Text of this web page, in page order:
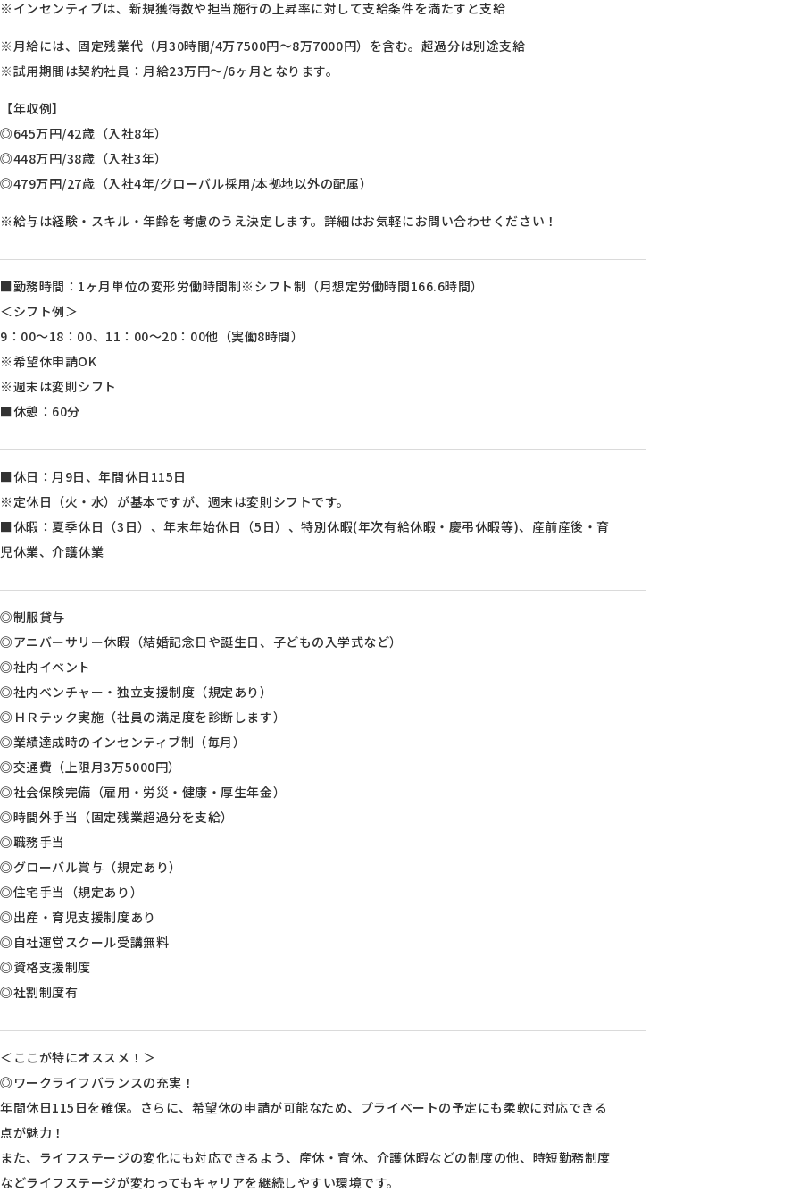
※インセンティブは、新規獲得数や担当施行の上昇率に対して支給条件を満たすと支給
※月給には、固定残業代（月30時間/4万7500円～8万7000円）を含む。超過分は別途支給
※試用期間は契約社員：月給23万円～/6ヶ月となります。
【年収例】
◎645万円/42歳（入社8年）
◎448万円/38歳（入社3年）
◎479万円/27歳（入社4年/グローバル採用/本拠地以外の配属）
※給与は経験・スキル・年齢を考慮のうえ決定します。詳細はお気軽にお問い合わせください！
■勤務時間：1ヶ月単位の変形労働時間制※シフト制（月想定労働時間166.6時間）
＜シフト例＞
9：00～18：00、11：00～20：00他（実働8時間）
※希望休申請OK
※週末は変則シフト
■休憩：60分
■休日：月9日、年間休日115日
※定休日（火・水）が基本ですが、週末は変則シフトです。
■休暇：夏季休日（3日）、年末年始休日（5日）、特別休暇(年次有給休暇・慶弔休暇等)、産前産後・育
児休業、介護休業
◎制服貸与
◎アニバーサリー休暇（結婚記念日や誕生日、子どもの入学式など）
◎社内イベント
◎社内ベンチャー・独立支援制度（規定あり）
◎ＨＲテック実施（社員の満足度を診断します）
◎業績達成時のインセンティブ制（毎月）
◎交通費（上限月3万5000円）
◎社会保険完備（雇用・労災・健康・厚生年金）
◎時間外手当（固定残業超過分を支給）
◎職務手当
◎グローバル賞与（規定あり）
◎住宅手当（規定あり）
◎出産・育児支援制度あり
◎自社運営スクール受講無料
◎資格支援制度
◎社割制度有
＜ここが特にオススメ！＞
◎ワークライフバランスの充実！
年間休日115日を確保。さらに、希望休の申請が可能なため、プライベートの予定にも柔軟に対応できる
点が魅力！
また、ライフステージの変化にも対応できるよう、産休・育休、介護休暇などの制度の他、時短勤務制度
などライフステージが変わってもキャリアを継続しやすい環境です。